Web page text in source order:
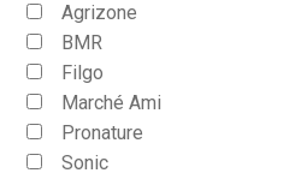
Agrizone
BMR
Filgo
Marché Ami
Pronature
Sonic